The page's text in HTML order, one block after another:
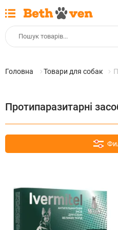
Головна Товари для собак
Протипаразитарні